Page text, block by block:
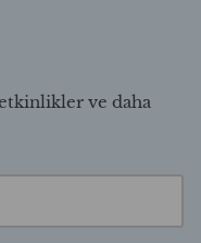
ve daha